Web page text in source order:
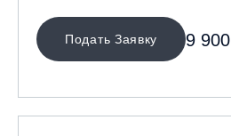
Подать Заявку 9